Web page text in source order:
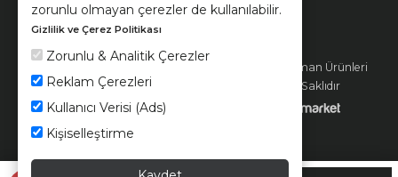
zorunlu olmayan çerezler de kullanılabilir.
Gizlilik ve Çerez Politikası
Zorunlu & Analitik Çerezler
Reklam Çerezleri
Kullanıcı Verisi (Ads)
Kişiselleştirme
Keramika Kvkk ve Çerez Politikası
© 2026 Ünsa Madencilik Turizm Enerji Seramik Orman Ürünleri
Elektrik Üretim San. ve Tic. A.Ş. - Tüm Hakları Saklıdır